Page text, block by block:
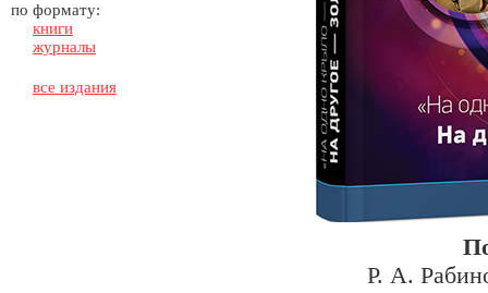
по формату:
книги
журналы
все издания
Р. А.